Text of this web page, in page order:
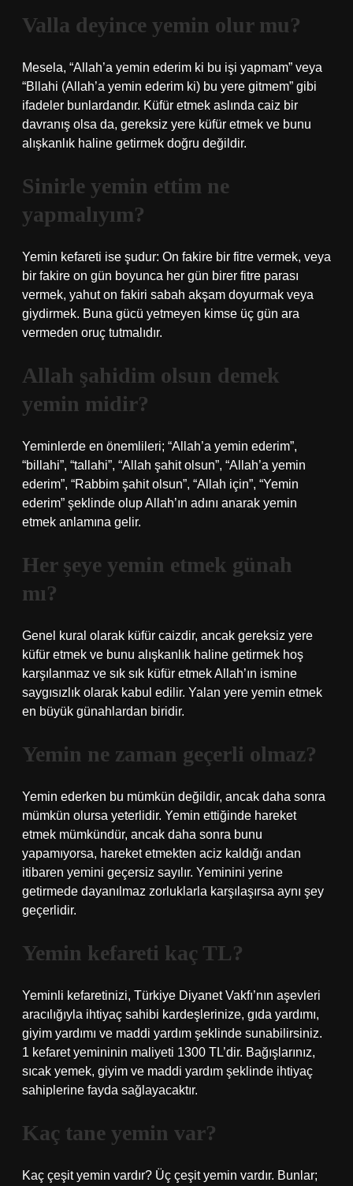
Valla deyince yemin olur mu?
Mesela, “Allah’a yemin ederim ki bu işi yapmam” veya
“Bllahi (Allah’a yemin ederim ki) bu yere gitmem” gibi
ifadeler bunlardandır. Küfür etmek aslında caiz bir
davranış olsa da, gereksiz yere küfür etmek ve bunu
alışkanlık haline getirmek doğru değildir.
Sinirle yemin ettim ne
yapmalıyım?
Yemin kefareti ise şudur: On fakire bir fitre vermek, veya
bir fakire on gün boyunca her gün birer fitre parası
vermek, yahut on fakiri sabah akşam doyurmak veya
giydirmek. Buna gücü yetmeyen kimse üç gün ara
vermeden oruç tutmalıdır.
Allah şahidim olsun demek
yemin midir?
Yeminlerde en önemlileri; “Allah’a yemin ederim”,
“billahi”, “tallahi”, “Allah şahit olsun”, “Allah’a yemin
ederim”, “Rabbim şahit olsun”, “Allah için”, “Yemin
ederim” şeklinde olup Allah’ın adını anarak yemin
etmek anlamına gelir.
Her şeye yemin etmek günah
mı?
Genel kural olarak küfür caizdir, ancak gereksiz yere
küfür etmek ve bunu alışkanlık haline getirmek hoş
karşılanmaz ve sık sık küfür etmek Allah’ın ismine
saygısızlık olarak kabul edilir. Yalan yere yemin etmek
en büyük günahlardan biridir.
Yemin ne zaman geçerli olmaz?
Yemin ederken bu mümkün değildir, ancak daha sonra
mümkün olursa yeterlidir. Yemin ettiğinde hareket
etmek mümkündür, ancak daha sonra bunu
yapamıyorsa, hareket etmekten aciz kaldığı andan
itibaren yemini geçersiz sayılır. Yeminini yerine
getirmede dayanılmaz zorluklarla karşılaşırsa aynı şey
geçerlidir.
Yemin kefareti kaç TL?
Yeminli kefaretinizi, Türkiye Diyanet Vakfı’nın aşevleri
aracılığıyla ihtiyaç sahibi kardeşlerinize, gıda yardımı,
giyim yardımı ve maddi yardım şeklinde sunabilirsiniz.
1 kefaret yemininin maliyeti 1300 TL’dir. Bağışlarınız,
sıcak yemek, giyim ve maddi yardım şeklinde ihtiyaç
sahiplerine fayda sağlayacaktır.
Kaç tane yemin var?
Kaç çeşit yemin vardır? Üç çeşit yemin vardır. Bunlar;